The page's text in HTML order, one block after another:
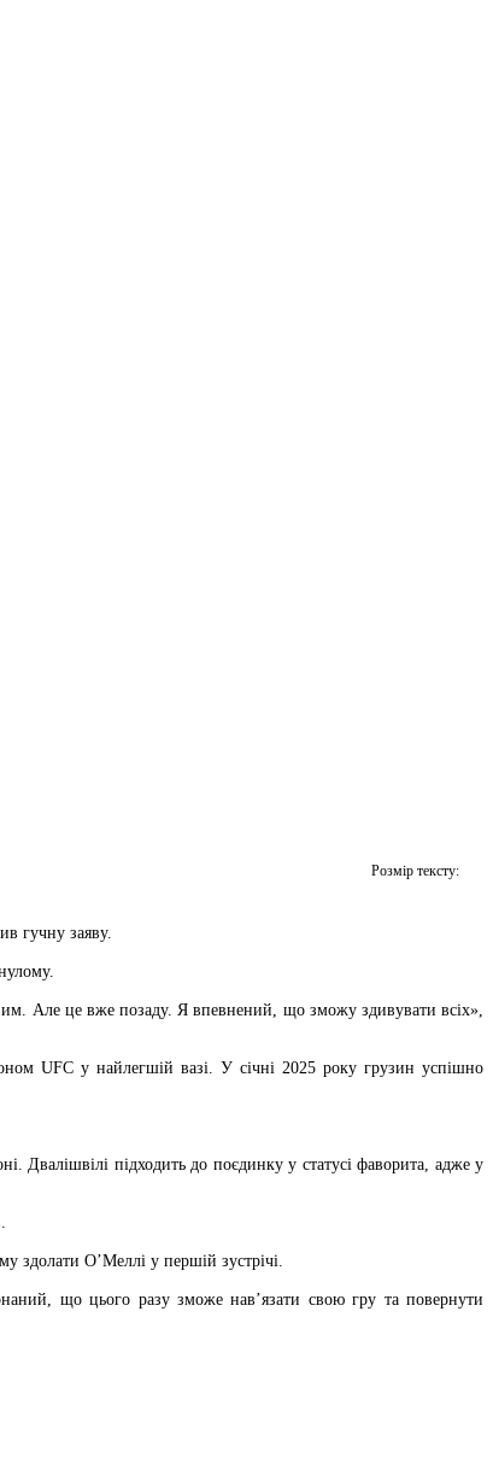
Розмір тексту:
гучну заяву.
Але це вже позаду. Я впевнений, що зможу здивувати всіх»,
UFC у найлегшій вазі. У січні 2025 року грузин успішно
Двалішвілі підходить до поєдинку у статусі фаворита, адже у
здолати О’Меллі у першій зустрічі.
що цього разу зможе нав’язати свою гру та повернути